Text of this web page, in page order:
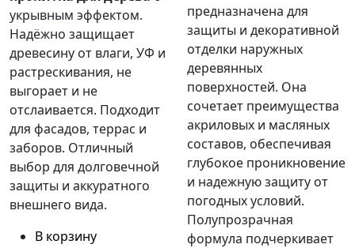
укрывным эффектом.
Надёжно защищает
древесину от влаги, УФ и
растрескивания, не
выгорает и не
отслаивается. Подходит
для фасадов, террас и
заборов. Отличный
выбор для долговечной
защиты и аккуратного
внешнего вида.
В корзину
предназначена для
защиты и декоративной
отделки наружных
деревянных
поверхностей. Она
сочетает преимущества
акриловых и масляных
составов, обеспечивая
глубокое проникновение
и надежную защиту от
погодных условий.
Полупрозрачная
формула подчеркивает